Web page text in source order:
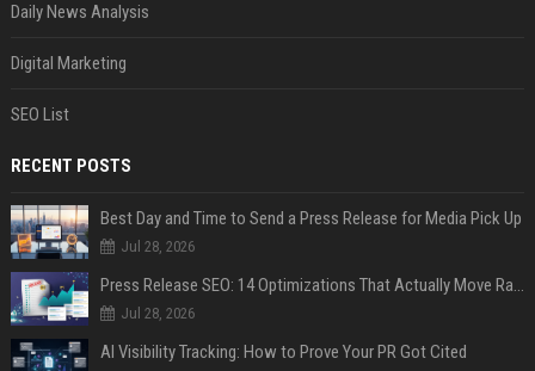
Daily News Analysis
Digital Marketing
SEO List
RECENT POSTS
Best Day and Time to Send a Press Release for Media Pick Up
Jul 28, 2026
Press Release SEO: 14 Optimizations That Actually Move Rankings
Jul 28, 2026
AI Visibility Tracking: How to Prove Your PR Got Cited